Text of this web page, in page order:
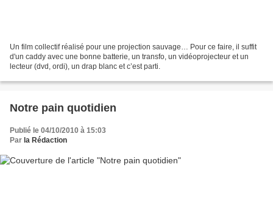
Un film collectif réalisé pour une projection sauvage… Pour ce faire, il suffit
d'un caddy avec une bonne batterie, un transfo, un vidéoprojecteur et un
lecteur (dvd, ordi), un drap blanc et c’est parti.
Notre pain quotidien
Publié le 04/10/2010 à 15:03
Par la Rédaction